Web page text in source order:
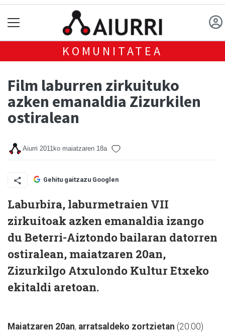
KOMUNITATEA
Film laburren zirkuituko
azken emanaldia Zizurkilen
ostiralean
Aiurri 2011ko maiatzaren 18a
Gehitu gaitzazu Googlen
Laburbira, laburmetraien VII
zirkuitoak azken emanaldia izango
du Beterri-Aiztondo bailaran datorren
ostiralean, maiatzaren 20an,
Zizurkilgo Atxulondo Kultur Etxeko
ekitaldi aretoan.
Maiatzaren 20an, arratsaldeko zortzietan (20:00)